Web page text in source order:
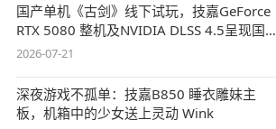
国产单机《古剑》线下试玩，技嘉GeForce
RTX 5080 整机及NVIDIA DLSS 4.5呈现国风
盛宴
2026-07-21
深夜游戏不孤单：技嘉B850 睡衣雕妹主
板，机箱中的少女送上灵动 Wink